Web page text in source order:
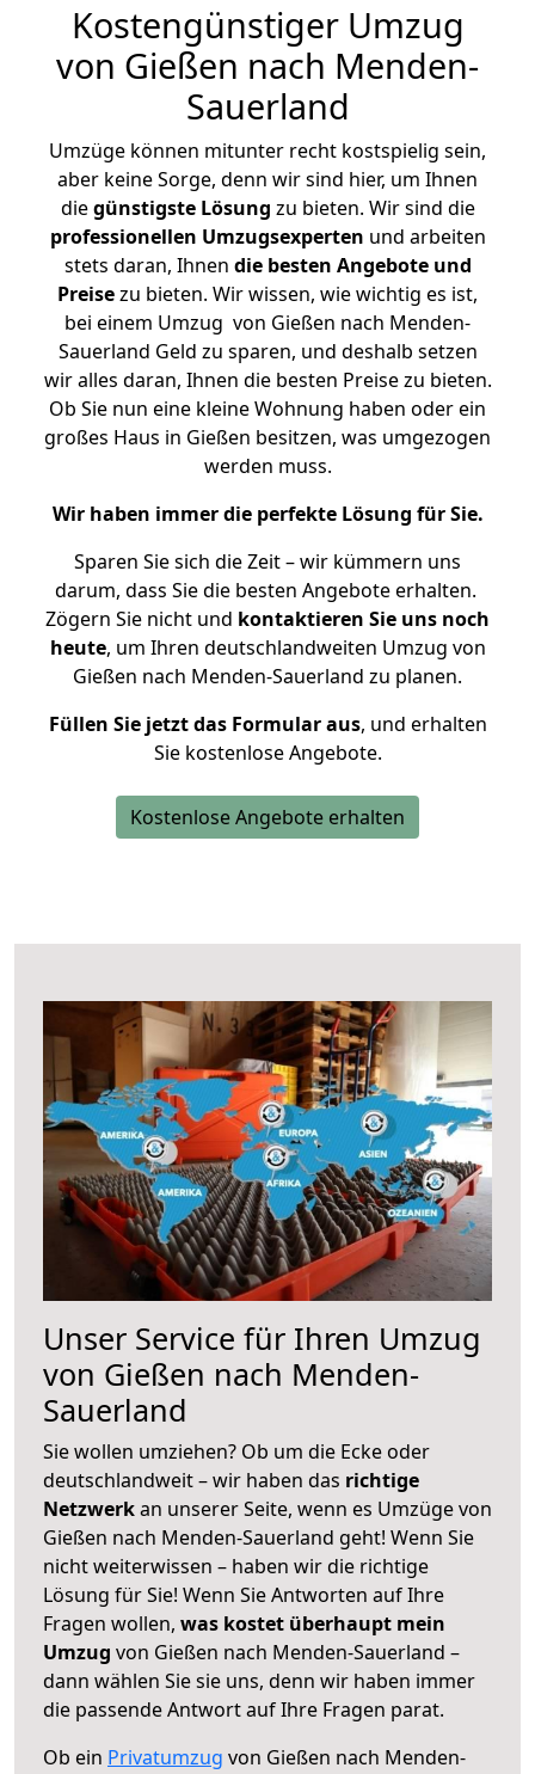
Kostengünstiger Umzug
von Gießen nach Menden-
Sauerland
Umzüge können mitunter recht kostspielig sein,
aber keine Sorge, denn wir sind hier, um Ihnen
diegünstigste Lösung zu bieten. Wir sind die
professionellen Umzugsexperten und arbeiten
stets daran, Ihnen die besten Angebote und
Preisezu bieten. Wir wissen, wie wichtig es ist,
bei einem Umzug von Gießen nach Menden-
Sauerland Geld zu sparen, und deshalb setzen
wir alles daran, Ihnen die besten Preise zu bieten.
Ob Sie nun eine kleine Wohnung haben oder ein
großes Haus in Gießen besitzen, was umgezogen
werden muss.
Wir haben immer die perfekte Lösung für Sie.
Sparen Sie sich die Zeit – wir kümmern uns
darum, dass Sie die besten Angebote erhalten.
Zögern Sie nicht und kontaktieren Sie uns noch
heute, um Ihren deutschlandweiten Umzug von
Gießen nach Menden-Sauerland zu planen.
Füllen Sie jetzt das Formular aus, und erhalten
Sie kostenlose Angebote.
Kostenlose Angebote erhalten
Unser Service für Ihren Umzug
von Gießen nach Menden-
Sauerland
Sie wollen umziehen? Ob um die Ecke oder
deutschlandweit – wir haben das richtige
Netzwerkan unserer Seite, wenn es Umzüge von
Gießen nach Menden-Sauerland geht! Wenn Sie
nicht weiterwissen – haben wir die richtige
Lösung für Sie! Wenn Sie Antworten auf Ihre
Fragen wollen, was kostet überhaupt mein
Umzug von Gießen nach Menden-Sauerland –
dann wählen Sie sie uns, denn wir haben immer
die passende Antwort auf Ihre Fragen parat.
Ob ein Privatumzug von Gießen nach Menden-